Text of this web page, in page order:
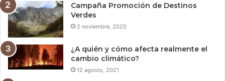
Campaña Promoción de Destinos
Verdes
2 noviembre, 2020
¿A quién y cómo afecta realmente el
cambio climático?
12 agosto, 2021